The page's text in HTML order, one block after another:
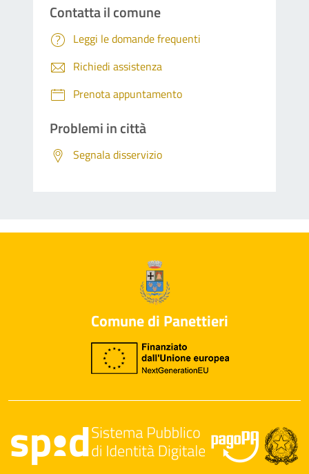
Contatta il comune
Leggi le domande frequenti
Richiedi assistenza
Prenota appuntamento
Problemi in città
Segnala disservizio
Comune di Panettieri